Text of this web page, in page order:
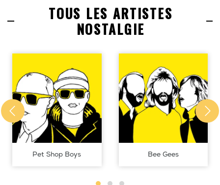
TOUS LES ARTISTES
NOSTALGIE
Pet Shop Boys Bee Gees